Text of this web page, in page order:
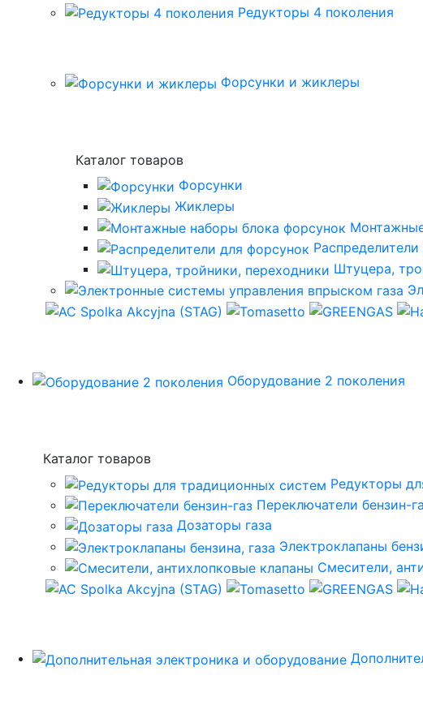
Редукторы 4 поколения
Форсунки и жиклеры
Каталог товаров
Форсунки
Жиклеры
Штуцера,
Оборудование 2 поколения
Каталог товаров
Редукторы
Переключатели бензин-
Дозаторы газа
Электроклапаны
Смесители,